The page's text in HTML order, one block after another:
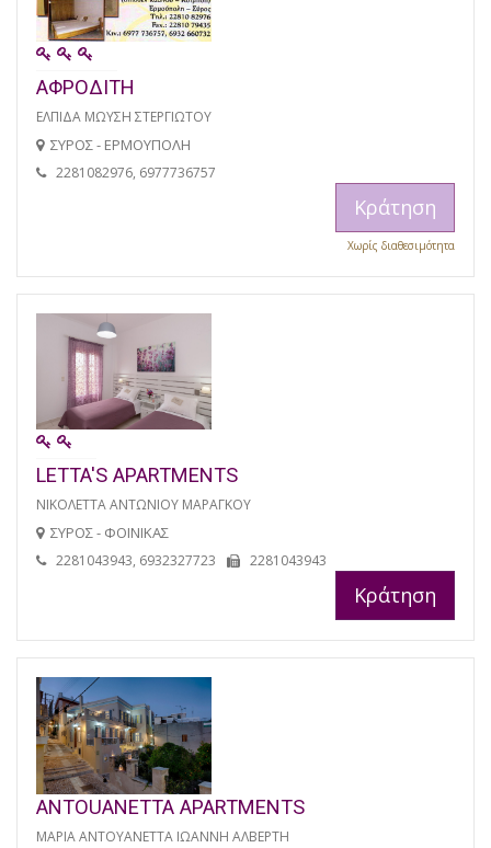
ΑΦΡΟΔΙΤΗ
ΕΛΠΙΔΑ ΜΩΥΣΗ ΣΤΕΡΓΙΩΤΟΥ
ΣΥΡΟΣ - ΕΡΜΟΥΠΟΛΗ
2281082976, 6977736757
Κράτηση
Χωρίς διαθεσιμότητα
LETTA'S APARTMENTS
ΝΙΚΟΛΕΤΤΑ ΑΝΤΩΝΙΟΥ ΜΑΡΑΓΚΟΥ
ΣΥΡΟΣ - ΦΟΙΝΙΚΑΣ
2281043943, 6932327723 2281043943
Κράτηση
ANTOUANETTA APARTMENTS
ΜΑΡΙΑ ΑΝΤΟΥΑΝΕΤΤΑ ΙΩΑΝΝΗ ΑΛΒΕΡΤΗ